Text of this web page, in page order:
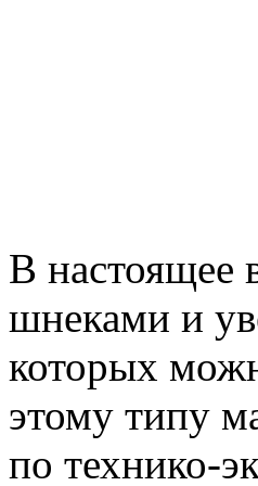
В настоящее
шнеками и
которых
этому типу
по технико-